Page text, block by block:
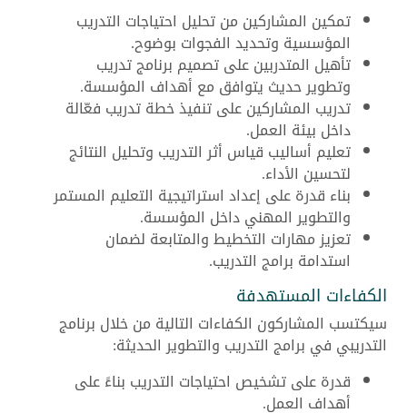
تمكين المشاركين من تحليل احتياجات التدريب
المؤسسية وتحديد الفجوات بوضوح.
تأهيل المتدربين على تصميم برنامج تدريب
وتطوير حديث يتوافق مع أهداف المؤسسة.
تدريب المشاركين على تنفيذ خطة تدريب فعّالة
داخل بيئة العمل.
تعليم أساليب قياس أثر التدريب وتحليل النتائج
لتحسين الأداء.
بناء قدرة على إعداد استراتيجية التعليم المستمر
والتطوير المهني داخل المؤسسة.
تعزيز مهارات التخطيط والمتابعة لضمان
استدامة برامج التدريب.
الكفاءات المستهدفة
سيكتسب المشاركون الكفاءات التالية من خلال برنامج
التدريبي في برامج التدريب والتطوير الحديثة:
قدرة على تشخيص احتياجات التدريب بناءً على
أهداف العمل.